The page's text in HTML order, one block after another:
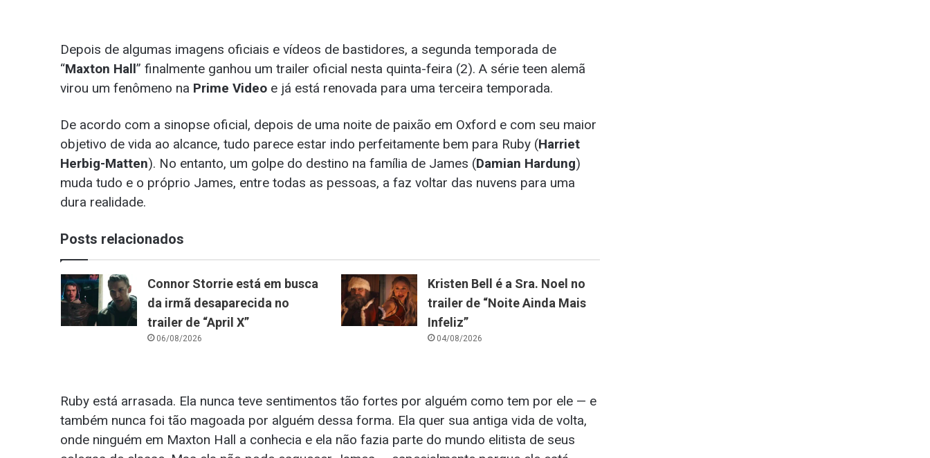
Depois de algumas imagens oficiais e vídeos de bastidores, a segunda temporada de
“Maxton Hall” finalmente ganhou um trailer oficial nesta quinta-feira (2). A série teen alemã
virou um fenômeno na Prime Video e já está renovada para uma terceira temporada.
De acordo com a sinopse oficial, depois de uma noite de paixão em Oxford e com seu maior
objetivo de vida ao alcance, tudo parece estar indo perfeitamente bem para Ruby (Harriet
Herbig-Matten). No entanto, um golpe do destino na família de James (Damian Hardung)
muda tudo e o próprio James, entre todas as pessoas, a faz voltar das nuvens para uma
dura realidade.
Posts relacionados
Connor Storrie está em busca
da irmã desaparecida no
trailer de “April X”
06/08/2026
Kristen Bell é a Sra. Noel no
trailer de “Noite Ainda Mais
Infeliz”
04/08/2026
Ruby está arrasada. Ela nunca teve sentimentos tão fortes por alguém como tem por ele — e
também nunca foi tão magoada por alguém dessa forma. Ela quer sua antiga vida de volta,
onde ninguém em Maxton Hall a conhecia e ela não fazia parte do mundo elitista de seus